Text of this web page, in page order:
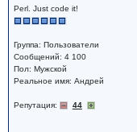
Perl. Just code it!
Группа: Пользователи
Сообщений: 4 100
Пол: Мужской
Реальное имя: Андрей
Репутация: 44